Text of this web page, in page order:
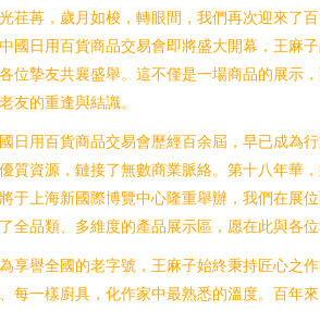
荏苒，歲月如梭，轉眼間，我們再次迎來了
國日用百貨商品交易會即將盛大開幕，王麻
位摯友共襄盛舉。這不僅是一場商品的展示
友的重逢與結識。
日用百貨商品交易會歷經百余屆，早已成為
質資源，鏈接了無數商業脈絡。第十八年華
于上海新國際博覽中心隆重舉辦，我們在展
全品類、多維度的產品展示區，愿在此與各位
享譽全國的老字號，王麻子始終秉持匠心之
每一樣廚具，化作家中最熟悉的溫度。百年